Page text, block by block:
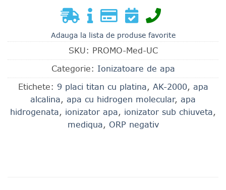
Adauga la lista de produse favorite
SKU: PROMO-Med-UC
Categorie: Ionizatoare de apa
Etichete: 9 placi titan cu platina, AK-2000, apa
alcalina, apa cu hidrogen molecular, apa
hidrogenata, ionizator apa, ionizator sub chiuveta,
mediqua, ORP negativ